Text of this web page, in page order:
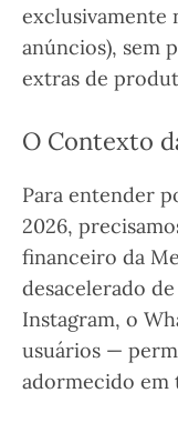
exclusivamente
anúncios), sem
extras de
O Contexto
Para entender
2026,
financeiro da
desacelerado
Instagram, o
usuários —
adormecido